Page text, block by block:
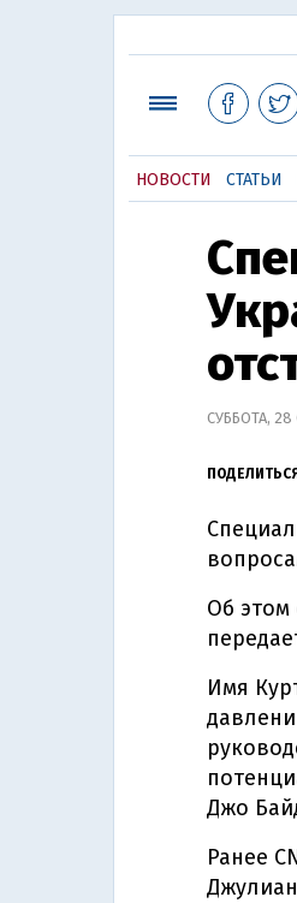
НОВОСТИ СТАТЬИ
СУББОТА, 28
Об этом
Имя
Джо
Ранее